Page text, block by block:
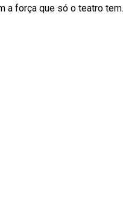
a força que só o teatro